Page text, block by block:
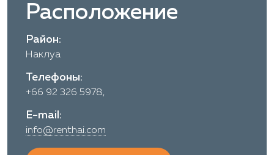
Расположение
Район:
Наклуа
Телефоны:
+66 92 326 5978,
E-mail:
info@renthai.com